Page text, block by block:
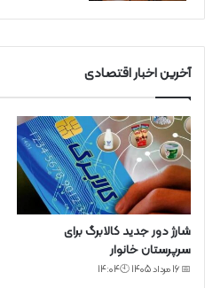
آخرین اخبار اقتصادی
شارژ دور جدید کالابرگ برای
سرپرستان خانوار
📅 16 مرداد 1405 🕙14:04